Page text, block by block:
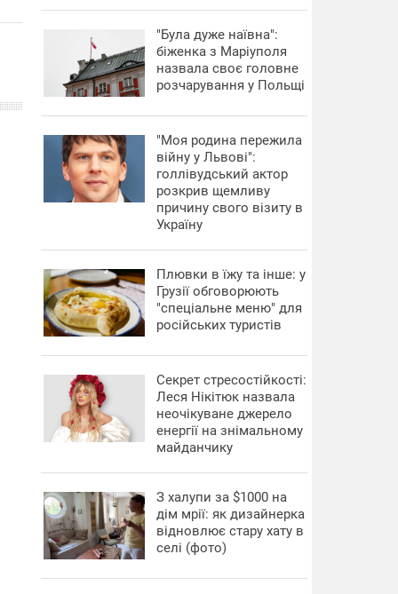
"Була дуже наївна":
біженка з Маріуполя
назвала своє головне
розчарування у Польщі
"Моя родина пережила
війну у Львові":
голлівудський актор
розкрив щемливу
причину свого візиту в
Україну
Плювки в їжу та інше: у
Грузії обговорюють
"спеціальне меню" для
російських туристів
Секрет стресостійкості:
Леся Нікітюк назвала
неочікуване джерело
енергії на знімальному
майданчику
З халупи за $1000 на
дім мрії: як дизайнерка
відновлює стару хату в
селі (фото)